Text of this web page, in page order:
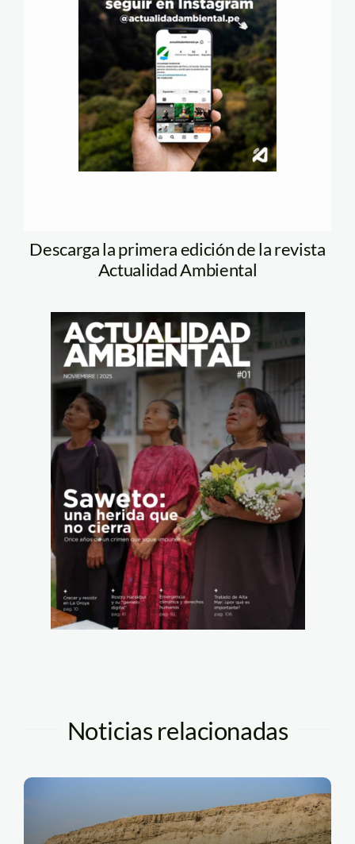
Descarga la primera edición de la revista
Actualidad Ambiental
Noticias relacionadas